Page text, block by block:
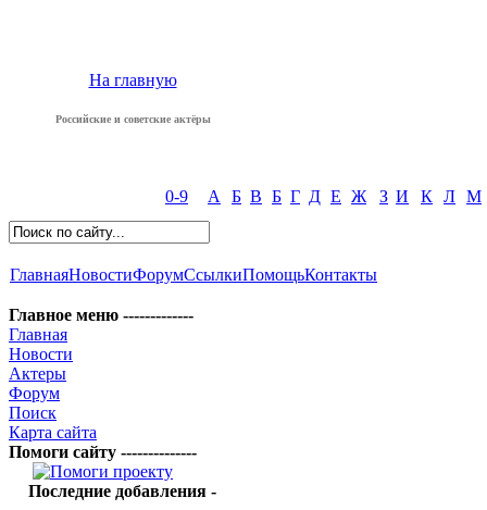
На главную
Российские и советские актёры
0-9 А Б В Б Г Д Е Ж З И К Л М
ГлавнаяНовостиФорумСсылкиПомощьКонтакты
Главное меню -------------
Главная
Новости
Актеры
Форум
Поиск
Карта сайта
Помоги сайту --------------
Последние добавления -